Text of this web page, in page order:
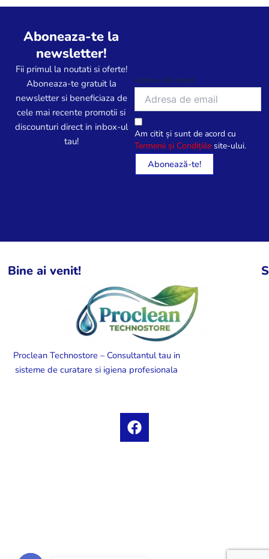
Aboneaza-te la
newsletter!
Fii primul la noutati si oferte!
Aboneaza-te gratuit la
newsletter si beneficiaza de
cele mai recente promotii si
discounturi direct in inbox-ul
tau!
Adresa de email
Am citit și sunt de acord cu
Termenii și Condițiile site-ului.
Bine ai venit!
Proclean Technostore – Consultantul tau in
sisteme de curatare si igiena profesionala
F
a
c